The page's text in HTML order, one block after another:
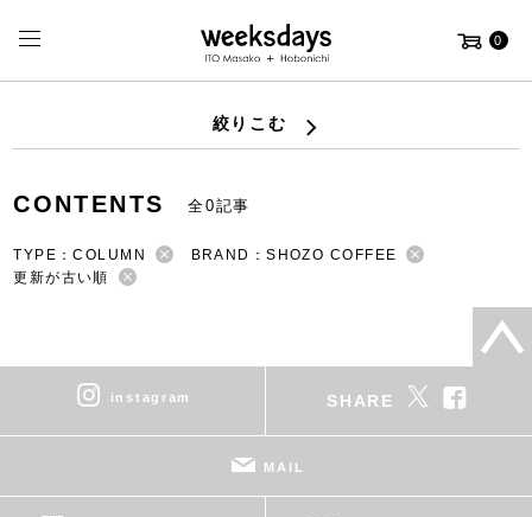
0
絞りこむ
CONTENTS 全0記事
TYPE：COLUMN
BRAND：SHOZO COFFEE
更新が古い順
instagram SHARE
MAIL